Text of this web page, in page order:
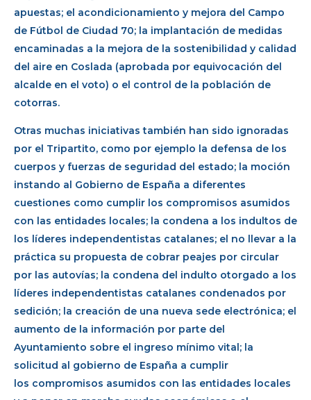
apuestas; el acondicionamiento y mejora del Campo
de Fútbol de Ciudad 70; la implantación de medidas
encaminadas a la mejora de la sostenibilidad y calidad
del aire en Coslada (aprobada por equivocación del
alcalde en el voto) o el control de la población de
cotorras.
Otras muchas iniciativas también han sido ignoradas
por el Tripartito, como por ejemplo la defensa de los
cuerpos y fuerzas de seguridad del estado; la moción
instando al Gobierno de España a diferentes
cuestiones como cumplir los compromisos asumidos
con las entidades locales; la condena a los indultos de
los líderes independentistas catalanes; el no llevar a la
práctica su propuesta de cobrar peajes por circular
por las autovías; la condena del indulto otorgado a los
líderes independentistas catalanes condenados por
sedición; la creación de una nueva sede electrónica; el
aumento de la información por parte del
Ayuntamiento sobre el ingreso mínimo vital; la
solicitud al gobierno de España a cumplir
los compromisos asumidos con las entidades locales